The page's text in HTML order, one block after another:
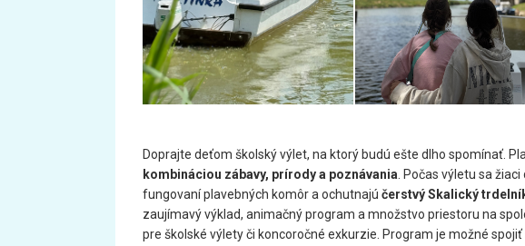
Doprajte deťom školský výlet, na ktorý budú ešte dlho spomínať.
kombináciou zábavy, prírody a poznávania . Počas výletu sa
fungovaní plavebných komôr a ochutnajú čerstvý Skalický
zaujímavý výklad, animačný program a množstvo priestoru na
pre školské výlety či koncoročné exkurzie. Program je možné